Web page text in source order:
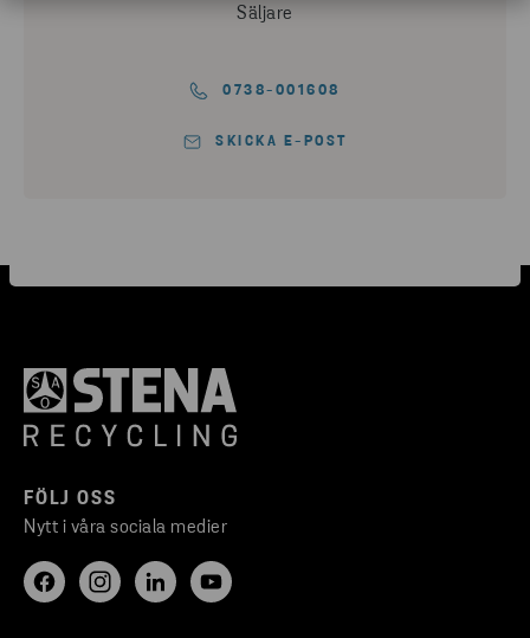
Säljare
0738-001608
SKICKA E-POST
FÖLJ OSS
Nytt i våra sociala medier